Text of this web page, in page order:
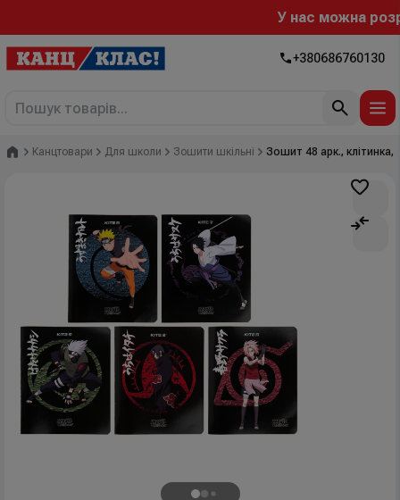
У нас можна
+380686760130
Головна
Канцтовари Для школи Зошити шкільні Зошит 48 арк.,